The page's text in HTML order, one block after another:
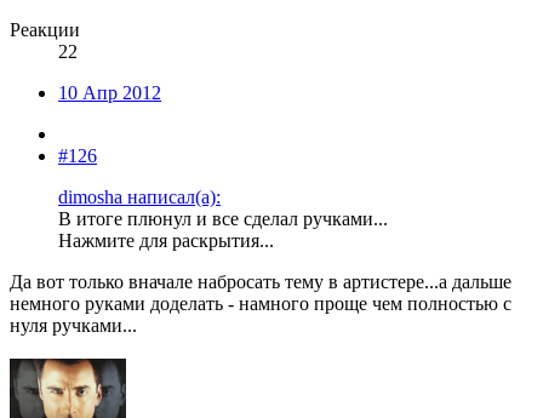
Реакции
22
10 Апр 2012
#126
dimosha написал(а):
В итоге плюнул и все сделал ручками...
Нажмите для раскрытия...
Да вот только вначале набросать тему в артистере...а дальше
немного руками доделать - намного проще чем полностью с
нуля ручками...